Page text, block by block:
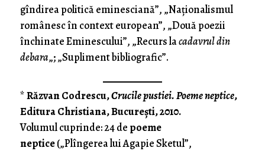
gîndirea politică eminesciană”, „Naţionalismul
românesc în context european”, „Două poezii
închinate Eminescului”, „Recurs lacadavrul din
debara„; „Supliment bibliografic”.
*Răzvan Codrescu,Crucile pustiei. Poeme neptice,
Editura Christiana, Bucureşti, 2010.
Volumul cuprinde: 24 de poeme
neptice(„Plîngerea lui Agapie Sketul”,